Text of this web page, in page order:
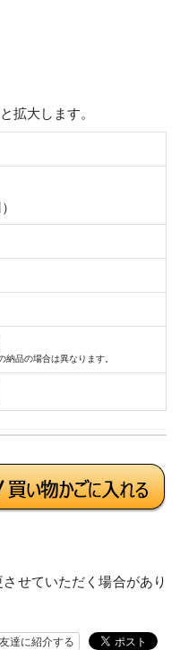
拡大します。
品の場合は異なります。
せていただく場合があり
達に紹介する